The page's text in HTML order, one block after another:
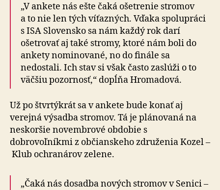
„V ankete nás ešte čaká ošetrenie stromov
a to nie len tých víťazných. Vďaka spolupráci
s ISA Slovensko sa nám každý rok darí
ošetrovať aj také stromy, ktoré nám boli do
ankety nominované, no do finále sa
nedostali. Ich stav si však často zaslúži o to
väčšiu pozornosť,“ dopĺňa Hromadová.
Už po štvrtýkrát sa v ankete bude konať aj
verejná výsadba stromov. Tá je plánovaná na
neskoršie novembrové obdobie s
dobrovoľníkmi z občianskeho združenia Kozel –
Klub ochranárov zelene.
„Čaká nás dosadba nových stromov v Senici –